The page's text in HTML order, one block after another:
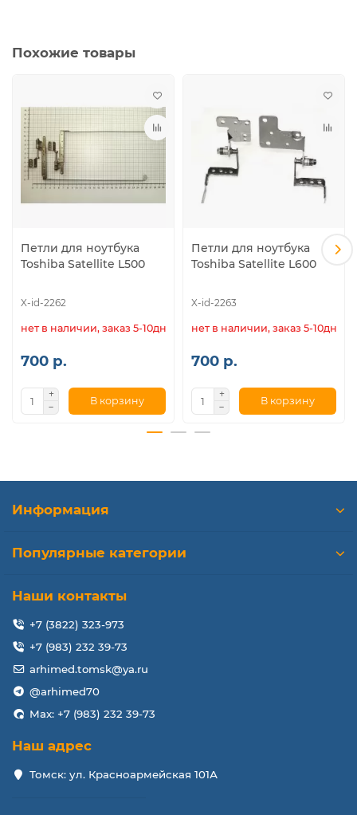
Похожие товары
Петли для ноутбука
Toshiba Satellite L500
X-id-2262
нет в наличии, заказ 5-10дн.
700 р.
В корзину
Петли для ноутбука
Toshiba Satellite L600
X-id-2263
нет в наличии, заказ 5-10дн.
700 р.
В корзину
Информация
Популярные категории
Наши контакты
+7 (3822) 323-973
+7 (983) 232 39-73
arhimed.tomsk@ya.ru
@arhimed70
Max: +7 (983) 232 39-73
Наш адрес
Томск: ул. Красноармейская 101А